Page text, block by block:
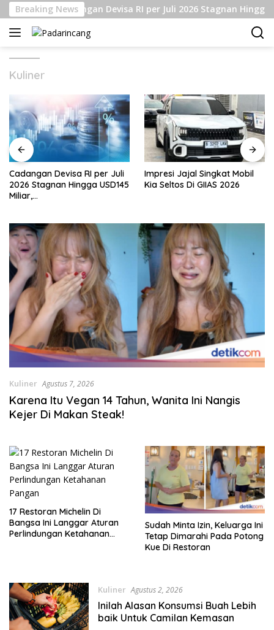
Langsung
ke
konten
Breaking News
Cadangan Devisa RI per Juli 2026 Stagnan Hingga
Kuliner
Cadangan Devisa RI per Juli
2026 Stagnan Hingga USD145
Miliar,
dan Internasional
Impresi Jajal Singkat Mobil
Kia Seltos Di GIIAS 2026
Kuliner Agustus 7, 2026
Karena Itu Vegan 14 Tahun, Wanita Ini Nangis
Kejer Di Makan Steak!
17 Restoran Michelin Di
Bangsa Ini Langgar Aturan
Perlindungan Ketahanan
Sudah Minta Izin, Keluarga Ini
Tetap Dimarahi Pada Potong
Kue Di Restoran
Kuliner Agustus 2, 2026
Inilah Alasan Konsumsi Buah Lebih
baik Untuk Camilan Kemasan